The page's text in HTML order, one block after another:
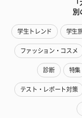
別
学生トレンド 学生
ファッション・コスメ
診断 特集
テスト・レポート対策